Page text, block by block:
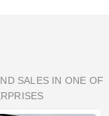
SALES IN ONE OF